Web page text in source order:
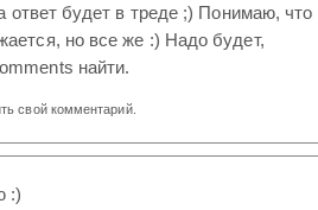
ответ будет в треде ;) Понимаю, что
но все же :) Надо будет,
найти.
свой комментарий.
:)